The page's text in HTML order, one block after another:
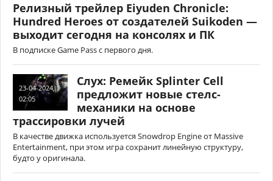
Релизный трейлер Eiyuden Chronicle:
Hundred Heroes от создателей Suikoden —
выходит сегодня на консолях и ПК
В подписке Game Pass с первого дня.
23-04-2024,
02:05
Слух: Ремейк Splinter Cell
предложит новые стелс-
механики на основе
трассировки лучей
В качестве движка используется Snowdrop Engine от Massive
Entertainment, при этом игра сохранит линейную структуру,
будто у оригинала.